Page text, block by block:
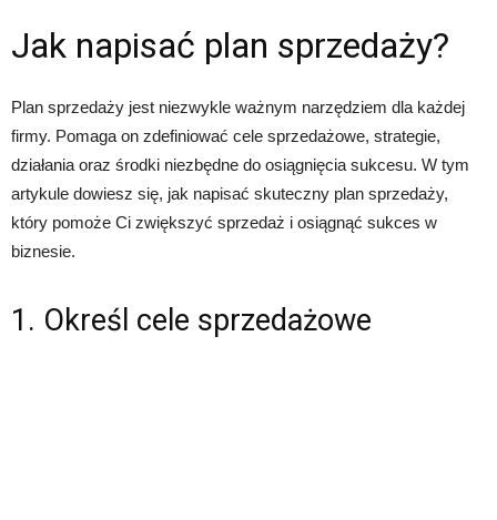
Jak napisać plan sprzedaży?
Plan sprzedaży jest niezwykle ważnym narzędziem dla każdej
firmy. Pomaga on zdefiniować cele sprzedażowe, strategie,
działania oraz środki niezbędne do osiągnięcia sukcesu. W tym
artykule dowiesz się, jak napisać skuteczny plan sprzedaży,
który pomoże Ci zwiększyć sprzedaż i osiągnąć sukces w
biznesie.
1. Określ cele sprzedażowe